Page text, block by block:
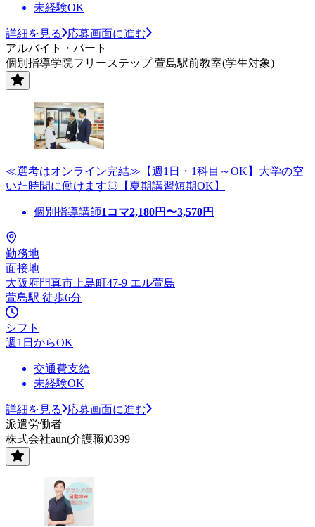
未経験OK
詳細を見る
応募画面に進む
アルバイト・パート
個別指導学院フリーステップ 萱島駅前教室(学生対象)
≪選考はオンライン完結≫【週1日・1科目～OK】大学の空
いた時間に働けます◎【夏期講習短期OK】
個別指導講師1コマ2,180円〜3,570円
勤務地
面接地
大阪府門真市上島町47-9 エル萱島
萱島駅 徒歩6分
シフト
週1日からOK
交通費支給
未経験OK
詳細を見る
応募画面に進む
派遣労働者
株式会社aun(介護職)0399